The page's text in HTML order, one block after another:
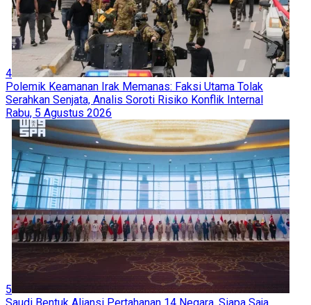
4
Polemik Keamanan Irak Memanas: Faksi Utama Tolak
Serahkan Senjata, Analis Soroti Risiko Konflik Internal
Rabu, 5 Agustus 2026
5